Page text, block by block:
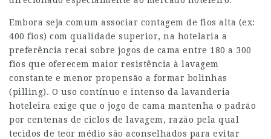
Embora seja comum associar contagem de fios alta (ex:
400 fios) com qualidade superior, na hotelaria a
preferência recai sobre jogos de cama entre 180 a 300
fios que oferecem maior resistência à lavagem
constante e menor propensão a formar bolinhas
(pilling). O uso contínuo e intenso da lavanderia
hoteleira exige que o jogo de cama mantenha o padrão
por centenas de ciclos de lavagem, razão pela qual
tecidos de teor médio são aconselhados para evitar